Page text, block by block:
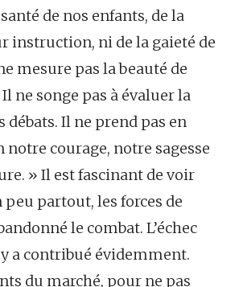
de nos enfants, de la
instruction, ni de la gaieté de
mesure pas la beauté de
ne songe pas à évaluer la
débats. Il ne prend pas en
courage, notre sagesse
» Il est fascinant de voir
partout, les forces de
le combat. L’échec
a contribué évidemment.
du marché, pour ne pas